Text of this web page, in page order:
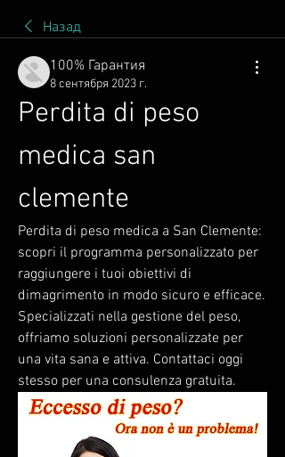
Назад
100% Гарантия
8 сентября 2023 г.
Perdita di peso
medica san
clemente
Perdita di peso medica a San Clemente:
scopri il programma personalizzato per
raggiungere i tuoi obiettivi di
dimagrimento in modo sicuro e efficace.
Specializzati nella gestione del peso,
offriamo soluzioni personalizzate per
una vita sana e attiva. Contattaci oggi
stesso per una consulenza gratuita.